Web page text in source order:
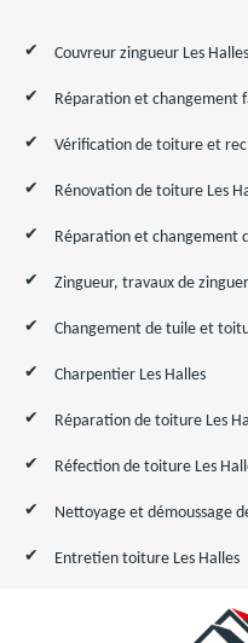
Couvreur zingueur Les Halles
Réparation et changement
Vérification de toiture et
Rénovation de toiture Les
Réparation et changement
Zingueur, travaux de
Changement de tuile et
Charpentier Les Halles
Réparation de toiture Les
Réfection de toiture Les
Nettoyage et démoussage
Entretien toiture Les Halles